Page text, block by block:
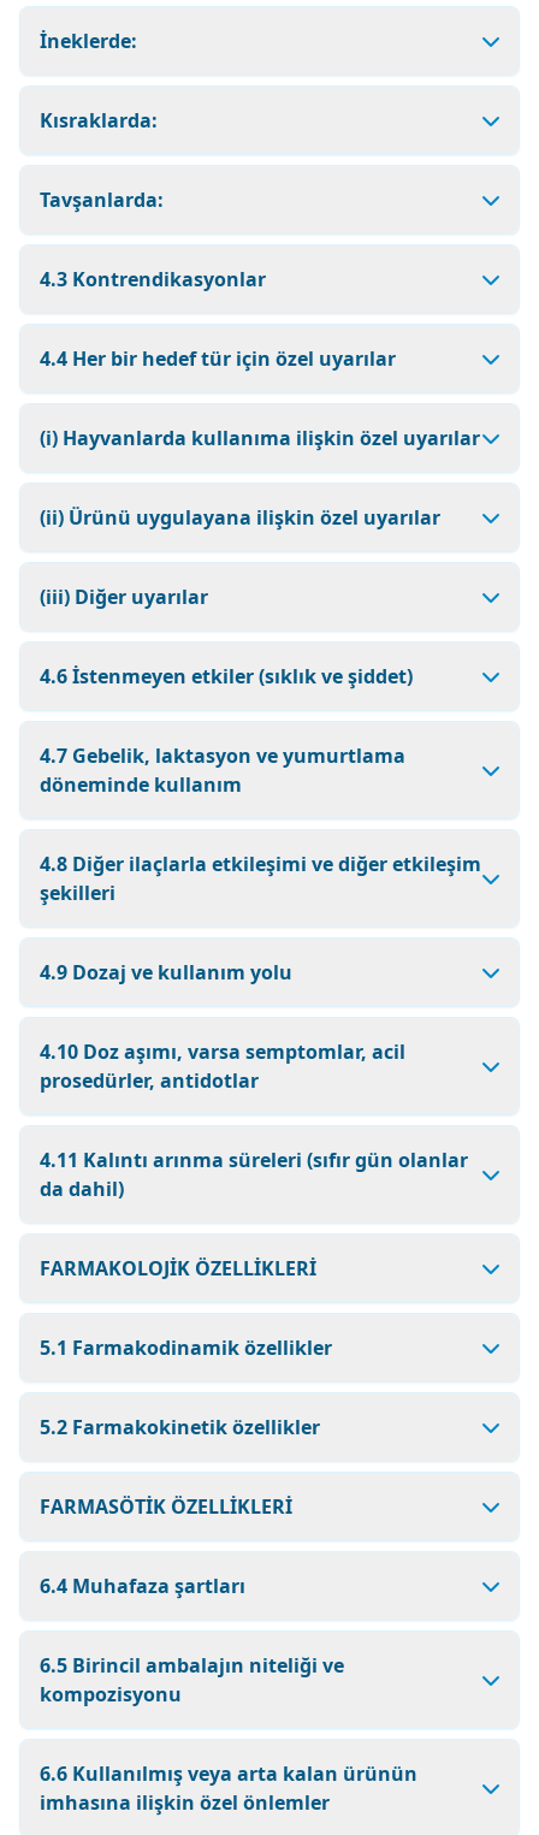
İneklerde:
Kısraklarda:
Tavşanlarda:
4.3 Kontrendikasyonlar
4.4 Her bir hedef tür için özel uyarılar
(i) Hayvanlarda kullanıma ilişkin özel uyarılar
(ii) Ürünü uygulayana ilişkin özel uyarılar
(iii) Diğer uyarılar
4.6 İstenmeyen etkiler (sıklık ve şiddet)
4.7 Gebelik, laktasyon ve yumurtlama
döneminde kullanım
4.8 Diğer ilaçlarla etkileşimi ve diğer etkileşim
şekilleri
4.9 Dozaj ve kullanım yolu
4.10 Doz aşımı, varsa semptomlar, acil
prosedürler, antidotlar
4.11 Kalıntı arınma süreleri (sıfır gün olanlar
da dahil)
FARMAKOLOJİK ÖZELLİKLERİ
5.1 Farmakodinamik özellikler
5.2 Farmakokinetik özellikler
FARMASÖTİK ÖZELLİKLERİ
6.4 Muhafaza şartları
6.5 Birincil ambalajın niteliği ve
kompozisyonu
6.6 Kullanılmış veya arta kalan ürünün
imhasına ilişkin özel önlemler